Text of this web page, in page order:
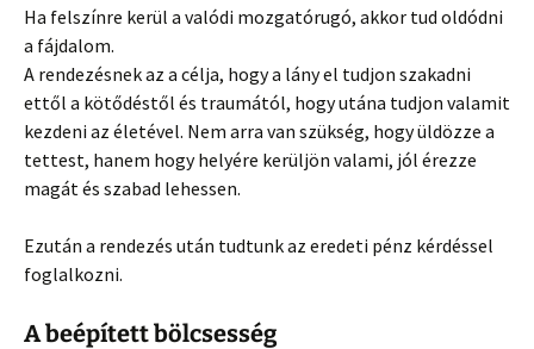
Ha felszínre kerül a valódi mozgatórugó, akkor tud oldódni
a fájdalom.
A rendezésnek az a célja, hogy a lány el tudjon szakadni
ettől a kötődéstől és traumától, hogy utána tudjon valamit
kezdeni az életével. Nem arra van szükség, hogy üldözze a
tettest, hanem hogy helyére kerüljön valami, jól érezze
magát és szabad lehessen.
Ezután a rendezés után tudtunk az eredeti pénz kérdéssel
foglalkozni.
A beépített bölcsesség